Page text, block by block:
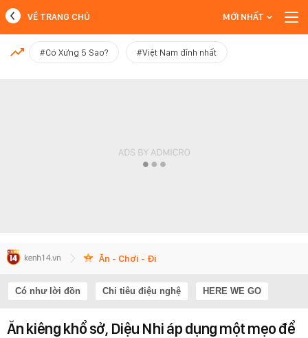
MỚI NHẤT
VỀ TRANG CHỦ MỚI NHẤT
#Có Xứng 5 Sao? #Việt Nam đỉnh nhất
Ăn - Chơi - Đi
Có như lời đồn Chi tiêu điệu nghệ HERE WE GO
Ăn kiêng khổ sở, Diệu Nhi áp dụng một mẹo để